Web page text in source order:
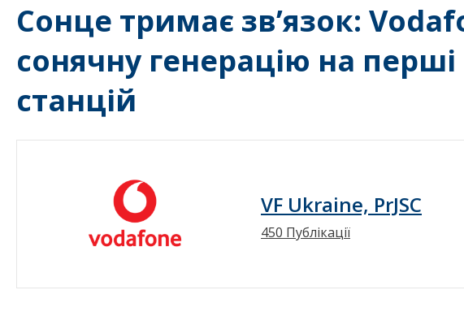
Сонце тримає зв’язок:
сонячну генерацію на
станцій
VF Ukraine, PrJSC
450 Публікації